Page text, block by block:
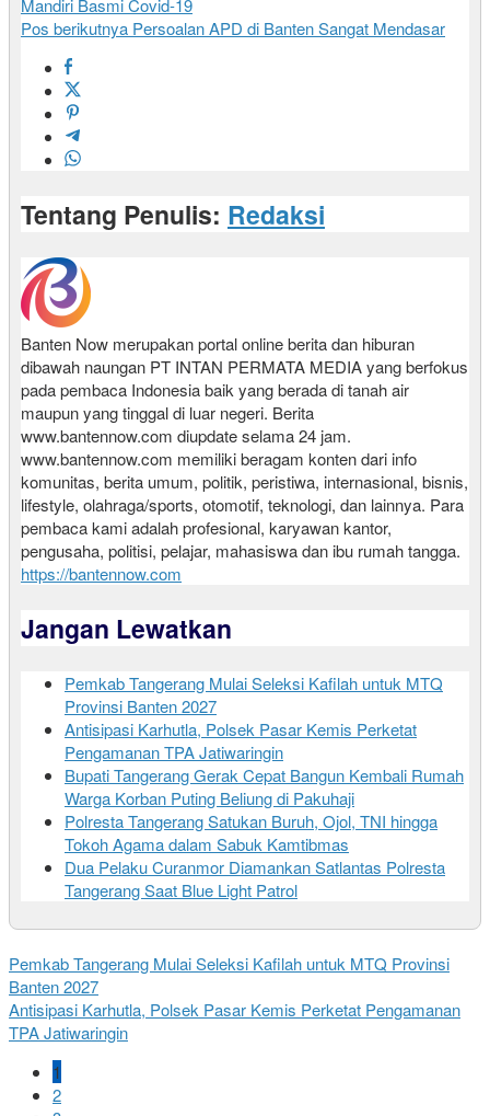
Mandiri Basmi Covid-19
Pos berikutnya Persoalan APD di Banten Sangat Mendasar
Tentang Penulis: Redaksi
Banten Now merupakan portal online berita dan hiburan
dibawah naungan PT INTAN PERMATA MEDIA yang berfokus
pada pembaca Indonesia baik yang berada di tanah air
maupun yang tinggal di luar negeri. Berita
www.bantennow.com diupdate selama 24 jam.
www.bantennow.com memiliki beragam konten dari info
komunitas, berita umum, politik, peristiwa, internasional, bisnis,
lifestyle, olahraga/sports, otomotif, teknologi, dan lainnya. Para
pembaca kami adalah profesional, karyawan kantor,
pengusaha, politisi, pelajar, mahasiswa dan ibu rumah tangga.
https://bantennow.com
Jangan Lewatkan
Pemkab Tangerang Mulai Seleksi Kafilah untuk MTQ
Provinsi Banten 2027
Antisipasi Karhutla, Polsek Pasar Kemis Perketat
Pengamanan TPA Jatiwaringin
Bupati Tangerang Gerak Cepat Bangun Kembali Rumah
Warga Korban Puting Beliung di Pakuhaji
Polresta Tangerang Satukan Buruh, Ojol, TNI hingga
Tokoh Agama dalam Sabuk Kamtibmas
Dua Pelaku Curanmor Diamankan Satlantas Polresta
Tangerang Saat Blue Light Patrol
Pemkab Tangerang Mulai Seleksi Kafilah untuk MTQ Provinsi
Banten 2027
Antisipasi Karhutla, Polsek Pasar Kemis Perketat Pengamanan
TPA Jatiwaringin
1
2